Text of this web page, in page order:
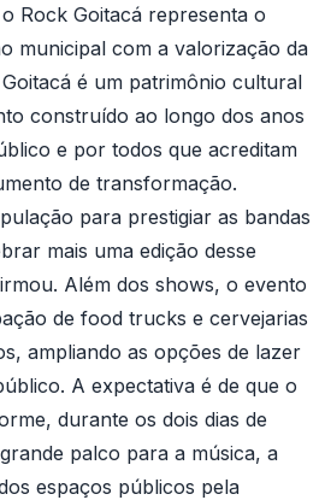
Rock Goitacá representa o
municipal com a valorização da
é um patrimônio cultural
construído ao longo dos anos
e por todos que acreditam
de transformação.
para prestigiar as bandas
mais uma edição desse
Além dos shows, o evento
de food trucks e cervejarias
ampliando as opções de lazer
A expectativa é de que o
durante os dois dias de
palco para a música, a
espaços públicos pela